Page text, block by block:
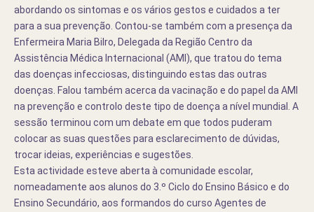
abordando os sintomas e os vários gestos e cuidados a ter
para a sua prevenção. Contou-se também com a presença da
Enfermeira Maria Bilro, Delegada da Região Centro da
Assistência Médica Internacional (AMI), que tratou do tema
das doenças infecciosas, distinguindo estas das outras
doenças. Falou também acerca da vacinação e do papel da AMI
na prevenção e controlo deste tipo de doença a nível mundial. A
sessão terminou com um debate em que todos puderam
colocar as suas questões para esclarecimento de dúvidas,
trocar ideias, experiências e sugestões.
Esta actividade esteve aberta à comunidade escolar,
nomeadamente aos alunos do 3.º Ciclo do Ensino Básico e do
Ensino Secundário, aos formandos do curso Agentes de